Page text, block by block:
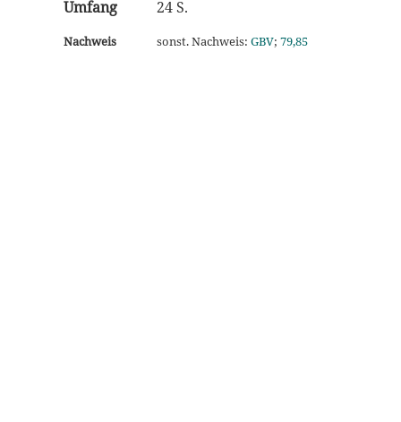
Umfang
24 S.
Nachweis sonst. Nachweis: GBV; 79,85